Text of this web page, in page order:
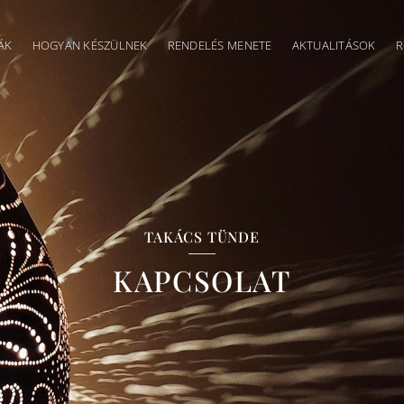
HOGYAN KÉSZÜLNEK RENDELÉS MENETE AKTUALITÁSOK
TAKÁCS TÜNDE
KAPCSOLAT